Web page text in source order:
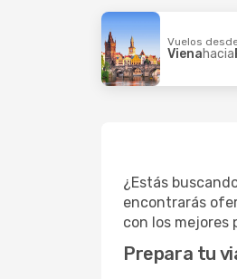
Vuelos
Vienahacia
¿Estás
encontrarás
con los mejores
Prepara tu